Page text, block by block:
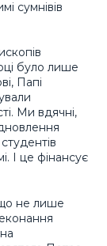
сумнівів
було лише
Папі
Ми вдячні,
І це фінансує
не лише